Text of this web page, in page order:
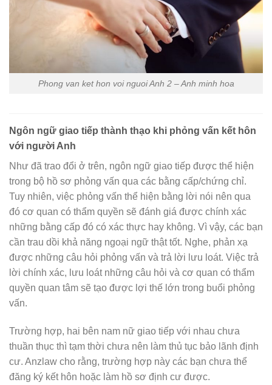
Phong van ket hon voi nguoi Anh 2 – Anh minh hoa
Ngôn ngữ giao tiếp thành thạo khi phỏng vấn kết hôn
với người Anh
Như đã trao đổi ở trên, ngôn ngữ giao tiếp được thể hiện
trong bộ hồ sơ phỏng vấn qua các bằng cấp/chứng chỉ.
Tuy nhiên, việc phỏng vấn thể hiện bằng lời nói nên qua
đó cơ quan có thẩm quyền sẽ đánh giá được chính xác
những bằng cấp đó có xác thực hay không. Vì vậy, các bạn
cần trau dồi khả năng ngoại ngữ thật tốt. Nghe, phản xạ
được những câu hỏi phỏng vấn và trả lời lưu loát. Việc trả
lời chính xác, lưu loát những câu hỏi và cơ quan có thẩm
quyền quan tâm sẽ tạo được lợi thế lớn trong buổi phỏng
vấn.
Trường hợp, hai bên nam nữ giao tiếp với nhau chưa
thuần thục thì tạm thời chưa nên làm thủ tục bảo lãnh định
cư. Anzlaw cho rằng, trường hợp này các bạn chưa thể
đăng ký kết hôn hoặc làm hồ sơ định cư được.